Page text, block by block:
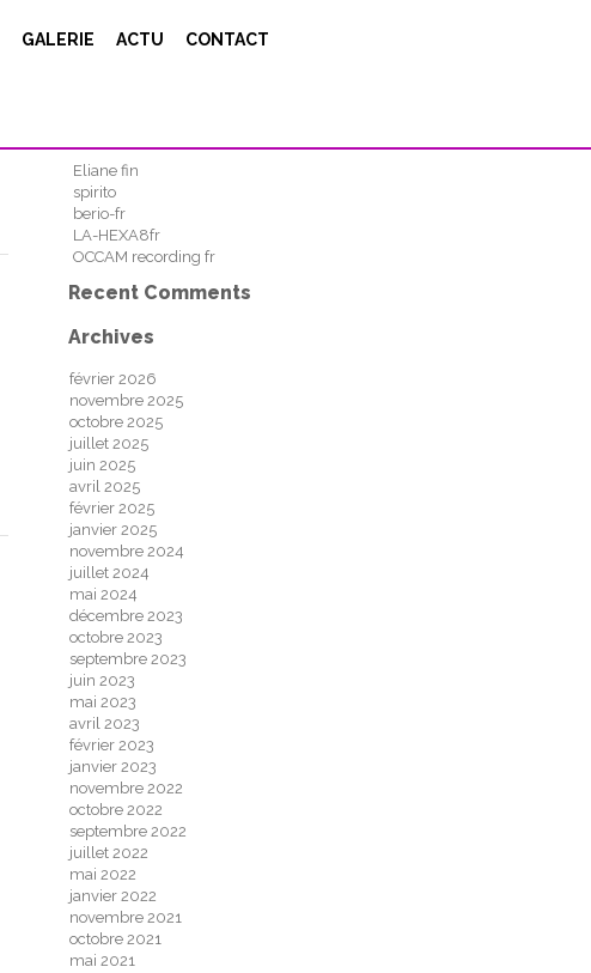
GALERIE ACTU CONTACT
Search
Eliane fin
spirito
berio-fr
LA-HEXA8fr
OCCAM recording fr
Recent Comments
Archives
février 2026
novembre 2025
octobre 2025
juillet 2025
juin 2025
avril 2025
février 2025
janvier 2025
novembre 2024
juillet 2024
mai 2024
décembre 2023
octobre 2023
septembre 2023
juin 2023
mai 2023
avril 2023
février 2023
janvier 2023
novembre 2022
octobre 2022
septembre 2022
juillet 2022
mai 2022
janvier 2022
novembre 2021
octobre 2021
mai 2021